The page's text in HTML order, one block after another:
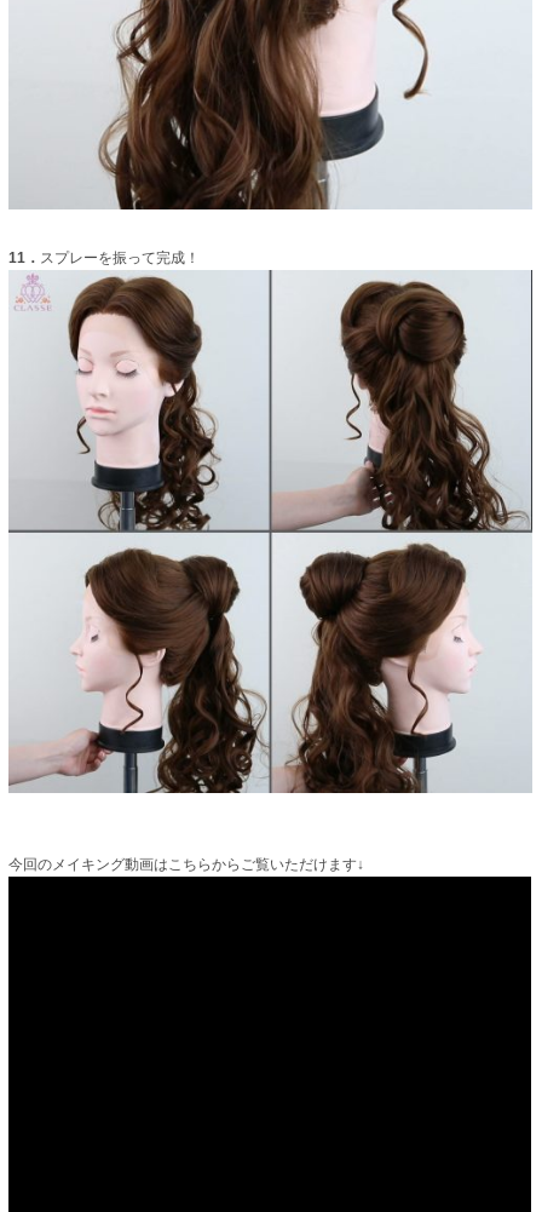
11． スプレーを振って完成！
今回のメイキング動画はこちらからご覧いただけます↓